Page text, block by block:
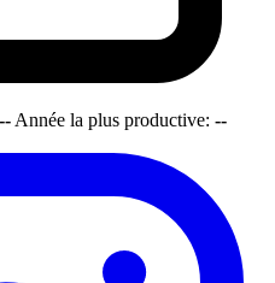
-- Année la plus productive: --